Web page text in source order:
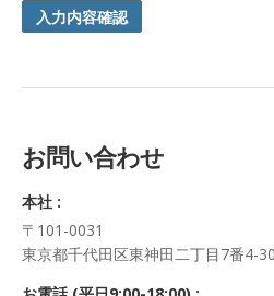
します。
4. 第三者提供について
ご入力頂く個人情報は第三者に提供
正・追加・削除、利用の停止または
口に申し出ることができます。
その際、弊社はご本人を確認させて
な期間内に対応いたします。
入力内容確認
お問い合わせ
本社 :
〒101-0031
東京都千代田区東神田二丁目7番4-